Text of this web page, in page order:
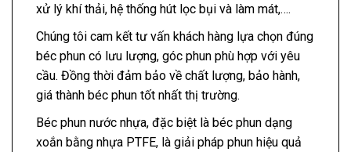
xử lý khí thải, hệ thống hút lọc bụi và làm mát,….
Chúng tôi cam kết tư vấn khách hàng lựa chọn đúng
béc phun có lưu lượng, góc phun phù hợp với yêu
cầu. Đồng thời đảm bảo về chất lượng, bảo hành,
giá thành béc phun tốt nhất thị trường.
Béc phun nước nhựa, đặc biệt là béc phun dạng
xoắn bằng nhựa PTFE, là giải pháp phun hiệu quả